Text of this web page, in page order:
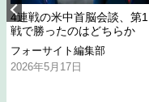
4連戦の米中首脳会談、第1
戦で勝ったのはどちらか
フォーサイト編集部
2026年5月17日